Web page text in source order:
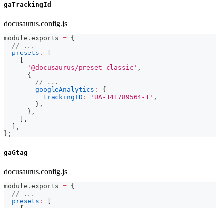
gaTrackingId
docusaurus.config.js
module . exports = {
// ...
presets :
'@docusaurus/preset-classic' ,
{
// ...
googleAnalytics :
{
trackingID : 'UA-141789564-1' ,
} ,
} ,
,
,
} ;
gaGtag
docusaurus.config.js
module . exports = {
// ...
presets :
[